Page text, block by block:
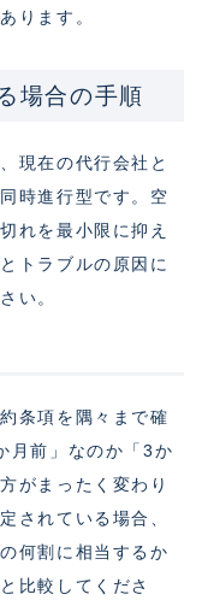
ります。
場合の手順
現在の代行会社と
時進行型です。空
れを最小限に抑え
トラブルの原因に
い。
条項を隅々まで確
月前」なのか「3か
がまったく変わり
されている場合、
何割に相当するか
比較してくださ